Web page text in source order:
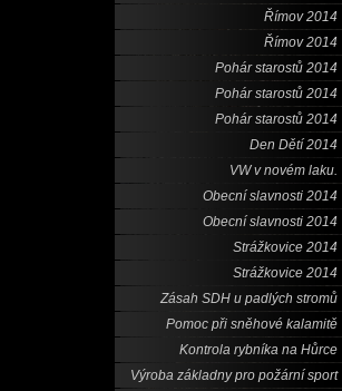
Římov 2014
Římov 2014
Pohár starostů 2014
Pohár starostů 2014
Pohár starostů 2014
Den Dětí 2014
VW v novém laku.
Obecní slavnosti 2014
Obecní slavnosti 2014
Strážkovice 2014
Strážkovice 2014
Zásah SDH u padlých stromů
Pomoc při sněhové kalamitě
Kontrola rybníka na Hůrce
Výroba základny pro požární sport